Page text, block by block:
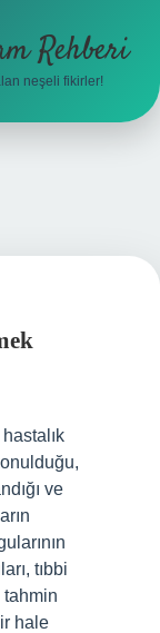
Rehberi
neşeli fikirler!
ve
tıbbi
tahmin
hale